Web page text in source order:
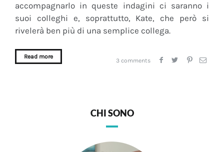
accompagnarlo in queste indagini ci saranno i
suoi colleghi e, soprattutto, Kate, che però si
rivelerà ben più di una semplice collega.
Read more
3 comments
CHI SONO